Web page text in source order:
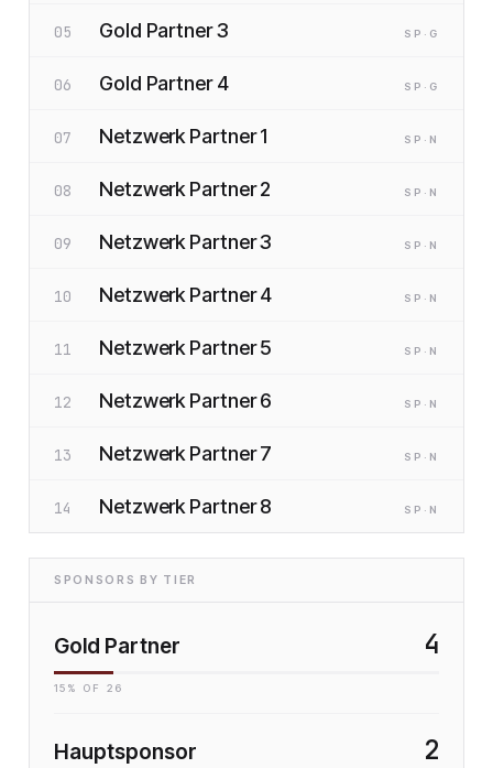
05 Gold Partner 3 SP ·G
06 Gold Partner 4 SP ·G
07 Netzwerk Partner 1 SP ·N
08 Netzwerk Partner 2 SP ·N
09 Netzwerk Partner 3 SP ·N
10 Netzwerk Partner 4 SP ·N
11 Netzwerk Partner 5 SP ·N
12 Netzwerk Partner 6 SP ·N
13 Netzwerk Partner 7 SP ·N
14 Netzwerk Partner 8 SP ·N
SPONSORS BY TIER
Gold Partner 4
15 % OF 26
Hauptsponsor 2